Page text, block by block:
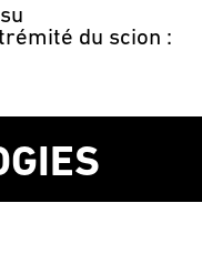
du scion :